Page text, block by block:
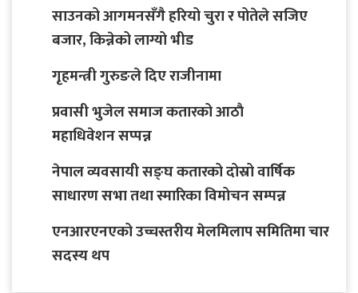
साउनको आगमनसँगै हरियो चुरा र पोतेले सजिए
बजार, किन्नेको लाग्यो भीड
गृहमन्त्री गुरुङले दिए राजीनामा
प्रवासी भुजेल समाज कतारको आठाै
महाधिवेशन सप्पन्न
नेपाल व्यवसायी सङ्घ कतारको दोस्रो वार्षिक
साधारण सभा तथा स्मारिका विमोचन सम्पन्न
एनआरएनएको उच्चस्तरीय मेलमिलाप समितिमा चार
सदस्य थप